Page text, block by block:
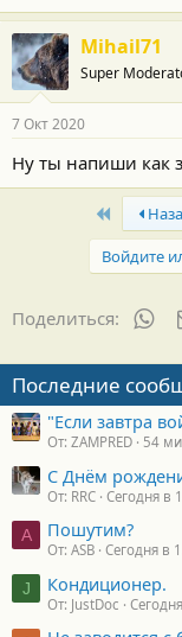
Mihail71
Super
7 Окт 2020
Ну ты напиши как
First
Войдите
Поделиться:
Последние
"Если завтра
От: ZAMPRED 54
С Днём
От: RRC Сегодня в
A Пошутим?
От: ASB Сегодня в
J Кондиционер.
От: JustDoc